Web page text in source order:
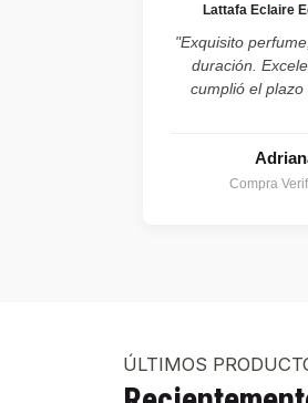
Lattafa Eclaire
"Exquisito
duración.
cumplió el
Compra
ÚLTIMOS